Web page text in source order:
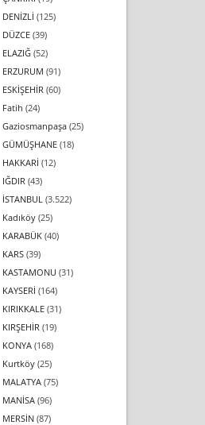
DENİZLİ (125)
DÜZCE(39)
ELAZIĞ(52)
ERZURUM (91)
ESKİŞEHİR (60)
Fatih (24)
Gaziosmanpaşa(25)
GÜMÜŞHANE(18)
HAKKARİ (12)
IĞDIR (43)
İSTANBUL (3.522)
Kadıköy(25)
KARABÜK(40)
KARS(39)
KASTAMONU (31)
KAYSERİ (164)
KIRIKKALE(31)
KIRŞEHİR (19)
KONYA(168)
Kurtköy(25)
MALATYA(75)
MANİSA(96)
MERSİN(87)